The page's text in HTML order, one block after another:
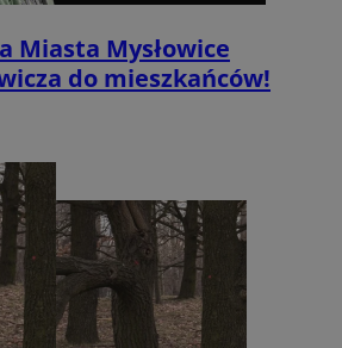
Miasta Mysłowice
do mieszkańców!